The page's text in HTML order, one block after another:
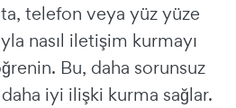
telefon veya yüz yüze
nasıl iletişim kurmayı
Bu, daha sorunsuz
iyi ilişki kurma sağlar.